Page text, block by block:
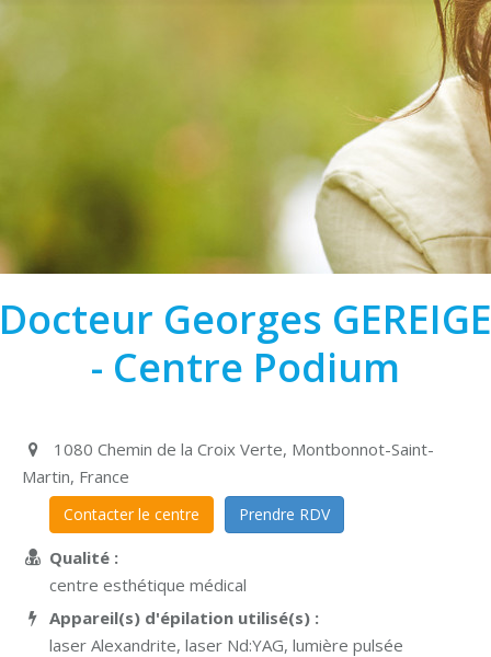
Docteur Georges GEREIGE
- Centre Podium
1080 Chemin de la Croix Verte, Montbonnot-Saint-
Martin, France
Contacter le centre Prendre RDV
Qualité :
centre esthétique médical
Appareil(s) d'épilation utilisé(s) :
laser Alexandrite, laser Nd:YAG, lumière pulsée